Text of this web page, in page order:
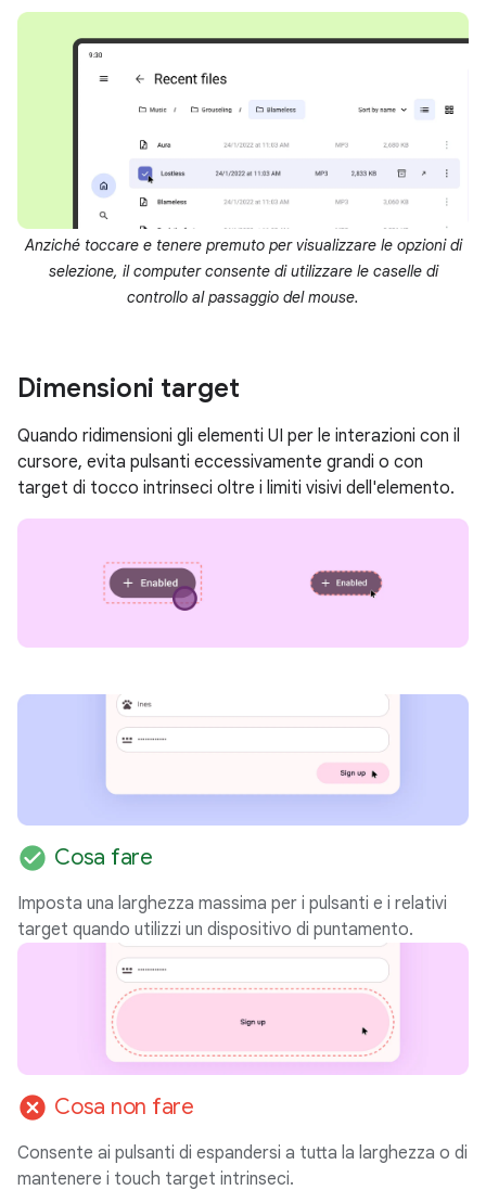
Anziché toccare e tenere premuto per visualizzare le opzioni di
selezione, il computer consente di utilizzare le caselle di
controllo al passaggio del mouse.
Dimensioni target
Quando ridimensioni gli elementi UI per le interazioni con il
cursore, evita pulsanti eccessivamente grandi o con
target di tocco intrinseci oltre i limiti visivi dell'elemento.
check_circle Cosa fare
Imposta una larghezza massima per i pulsanti e i relativi
target quando utilizzi un dispositivo di puntamento.
cancel Cosa non fare
Consente ai pulsanti di espandersi a tutta la larghezza o di
mantenere i touch target intrinseci.